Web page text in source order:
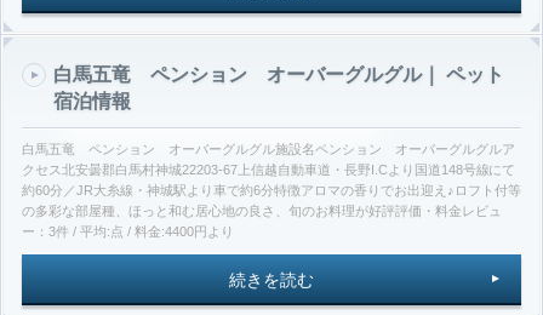
白馬五竜 ペンション オーバーグルグル｜ ペット
宿泊情報
白馬五竜 ペンション オーバーグルグル施設名ペンション オーバーグルグルア
クセス北安曇郡白馬村神城22203-67上信越自動車道・長野I.Cより国道148号線にて
約60分／JR大糸線・神城駅より車で約6分特徴アロマの香りでお出迎え♪ロフト付等
の多彩な部屋種、ほっと和む居心地の良さ、旬のお料理が好評評価・料金レビュ
ー：3件 / 平均:点 / 料金:4400円より
続きを読む